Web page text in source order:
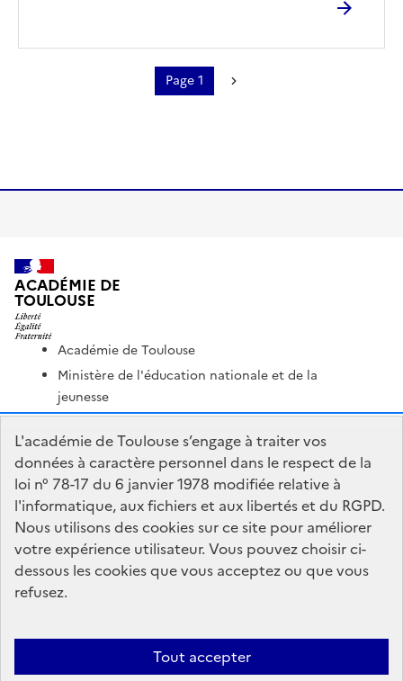
Page 1
Page suivante
ACADÉMIE DE
TOULOUSE
Académie de Toulouse
Ministère de l'éducation nationale et de la
jeunesse
Ministère de l'enseignement supérieur et de la
recherche
Portail Pédagogique Académique
Nous contacter
DSDEN du Lot
1 place Jean-Jacques Chapou
46000 Cahors
Accessibilité : non conforme Mentions Légales Connexion
L'académie de Toulouse s’engage à traiter vos
données à caractère personnel dans le respect de la
loi n° 78-17 du 6 janvier 1978 modifiée relative à
l'informatique, aux fichiers et aux libertés et du RGPD.
Nous utilisons des cookies sur ce site pour améliorer
votre expérience utilisateur. Vous pouvez choisir ci-
dessous les cookies que vous acceptez ou que vous
refusez.
Tout accepter